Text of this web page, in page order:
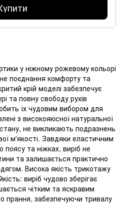
у ніжному рожевому кольорі
поєднання комфорту та
крій моделі забезпечує
та повну свободу рухів
їх чудовим вибором для
з високоякісної натуральної
не викликають подразнень
м'якості. Завдяки еластичним
та ніжках, виріб не
та залишається практично
Висока якість трикотажу
виріб чудово зберігає
чітким та яскравим
прання, забезпечуючи тривалу